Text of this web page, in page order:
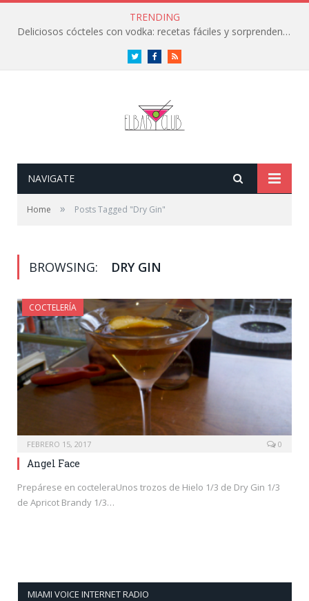
TRENDING
Deliciosos cócteles con vodka: recetas fáciles y sorprendentes
TwitterFacebookRSS
NAVIGATE
Home » Posts Tagged "Dry Gin"
BROWSING: DRY GIN
COCTELERÍA
FEBRERO 15, 2017 0
Angel Face
Prepárese en cocteleraUnos trozos de Hielo 1/3 de Dry Gin 1/3
de Apricot Brandy 1/3…
MIAMI VOICE INTERNET RADIO